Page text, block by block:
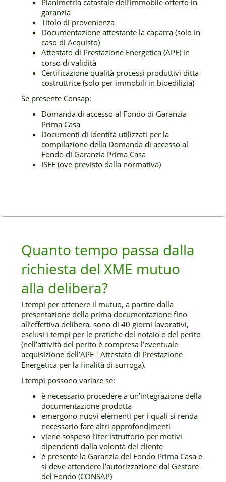
Planimetria catastale dell’immobile offerto in
garanzia
Titolo di provenienza
Documentazione attestante la caparra (solo in
caso di Acquisto)
Attestato di Prestazione Energetica (APE) in
corso di validità
Certificazione qualità processi produttivi ditta
costruttrice (solo per immobili in bioedilizia)
Se presente Consap:
Domanda di accesso al Fondo di Garanzia
Prima Casa
Documenti di identità utilizzati per la
compilazione della Domanda di accesso al
Fondo di Garanzia Prima Casa
ISEE (ove previsto dalla normativa)
Quanto tempo passa dalla
richiesta del XME mutuo
alla delibera?
I tempi per ottenere il mutuo, a partire dalla
presentazione della prima documentazione fino
all’effettiva delibera, sono di 40 giorni lavorativi,
esclusi i tempi per le pratiche del notaio e del perito
(nell’attività del perito è compresa l’eventuale
acquisizione dell’APE - Attestato di Prestazione
Energetica per la finalità di surroga).
I tempi possono variare se:
è necessario procedere a un’integrazione della
documentazione prodotta
emergono nuovi elementi per i quali si renda
necessario fare altri approfondimenti
viene sospeso l’iter istruttorio per motivi
dipendenti dalla volontà del cliente
è presente la Garanzia del Fondo Prima Casa e
si deve attendere l’autorizzazione dal Gestore
del Fondo (CONSAP)